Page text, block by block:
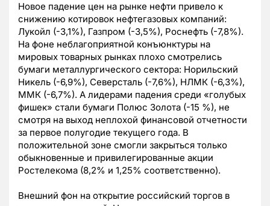
Новое падение цен на рынке нефти привело к
снижению котировок нефтегазовых компаний:
Лукойл (-3,1%), Газпром (-3,5%), Роснефть (-7,8%).
На фоне неблагоприятной конъюнктуры на
мировых товарных рынках плохо смотрелись
бумаги металлургического сектора: Норильский
Никель (-6,9%), Северсталь (-7,6%), НЛМК (-6,3%),
ММК (-6,7%). А лидерами падения среди «голубых
фишек» стали бумаги Полюс Золота (-15 %), не
смотря на выход неплохой финансовой отчетности
за первое полугодие текущего года. В
положительной зоне смогли закрыться только
обыкновенные и привилегированные акции
Ростелекома (8,2% и 1,25% соответственно).
Внешний фон на открытие российский торгов в